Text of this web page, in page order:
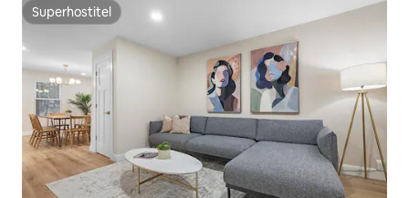
Superhostiteľ
Superhostiteľ